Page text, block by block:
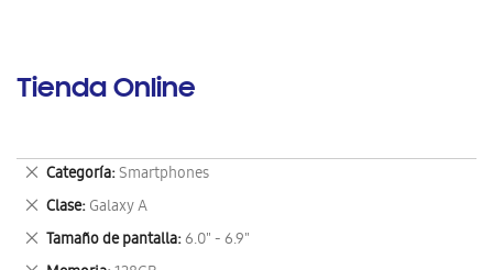
Tienda Online
Categoría Smartphones
Eliminar
este
artículo
Clase Galaxy A
Eliminar
este
artículo
Tamaño de pantalla 6.0" - 6.9"
Eliminar
este